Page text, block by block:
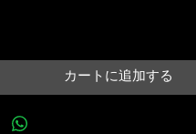
カートに追加する